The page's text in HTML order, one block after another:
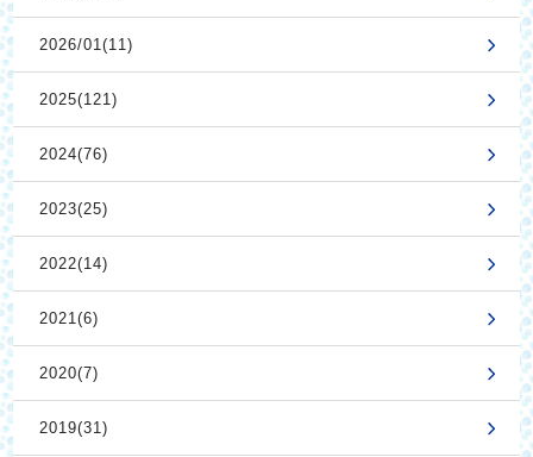
2026/01(11)
2025(121)
2024(76)
2023(25)
2022(14)
2021(6)
2020(7)
2019(31)